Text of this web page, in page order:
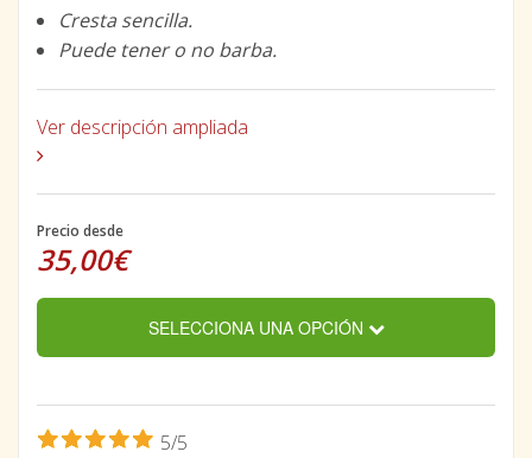
Cresta sencilla.
Puede tener o no barba.
Ver descripción ampliada
Precio desde
35,00€
SELECCIONA UNA OPCIÓN
5/5